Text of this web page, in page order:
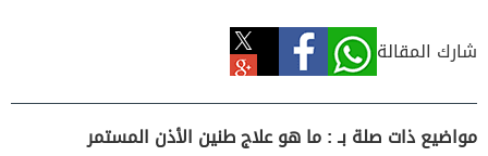
شارك المقالة
مواضيع ذات صلة بـ : ما هو علاج طنين الأذن المستمر